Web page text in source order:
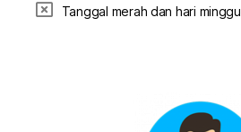
Tanggal merah dan hari minggu